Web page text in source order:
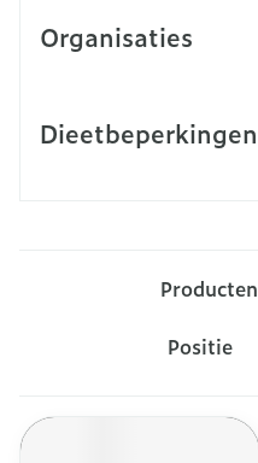
Organisaties
Dieetbeperkingen
Producten
Sorteer op: